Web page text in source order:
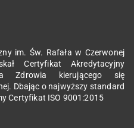
im. Św. Rafała w Czerwonej
Certyfikat Akredytacyjny
Zdrowia kierującego się
Dbając o najwyższy standard
Certyfikat ISO 9001:2015